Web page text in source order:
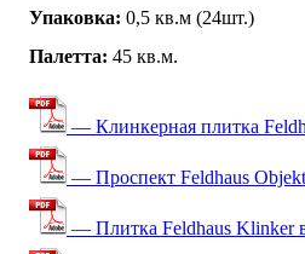
Упаковка: 0,5 кв.м (24шт.)
Палетта: 45 кв.м.
— Клинкерная плитка
— Проспект Feldhaus
— Плитка Feldhaus Klinker